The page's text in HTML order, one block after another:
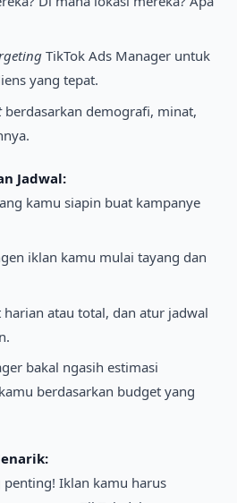
TikTok Ads Manager untuk
yang tepat.
berdasarkan demografi, minat,
Jadwal:
kamu siapin buat kampanye
iklan kamu mulai tayang dan
harian atau total, dan atur jadwal
bakal ngasih estimasi
berdasarkan budget yang
Iklan kamu harus